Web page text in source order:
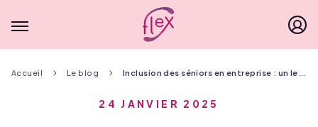
Fil
d'Ariane
Accueil Le blog Inclusion des séniors en entreprise : un levier QVCT à ne pas sous-estimer
24 JANVIER 2025